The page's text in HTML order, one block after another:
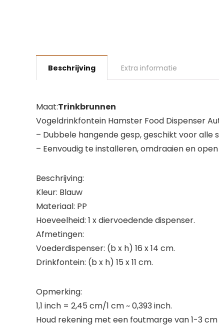
Beschrijving Extra informatie
Maat:Trinkbrunnen
Vogeldrinkfontein Hamster Food Dispenser
– Dubbele hangende gesp, geschikt voor
– Eenvoudig te installeren, omdraaien en
Beschrijving:
Kleur: Blauw
Materiaal: PP
Hoeveelheid: 1 x diervoedende dispenser.
Afmetingen:
Voederdispenser: (b x h) 16 x 14 cm.
Drinkfontein: (b x h) 15 x 11 cm.
Opmerking:
1,1 inch = 2,45 cm/1 cm ~ 0,393 inch.
Houd rekening met een foutmarge van 1-3